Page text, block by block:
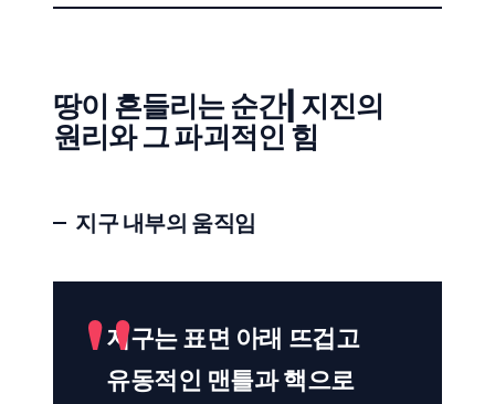
땅이 흔들리는 순간| 지진의
원리와 그 파괴적인 힘
지구 내부의 움직임
지구는 표면 아래 뜨겁고
유동적인 맨틀과 핵으로